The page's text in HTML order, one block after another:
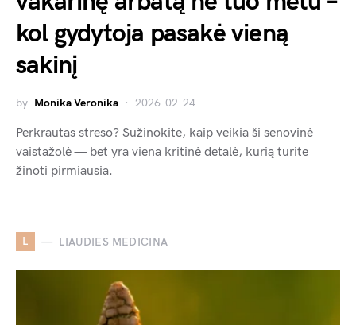
kol gydytoja pasakė vieną
sakinį
by Monika Veronika 2026-02-24
Perkrautas streso? Sužinokite, kaip veikia ši senovinė
vaistažolė — bet yra viena kritinė detalė, kurią turite
žinoti pirmiausia.
L LIAUDIES MEDICINA